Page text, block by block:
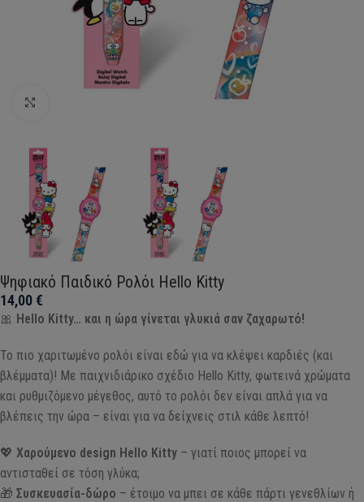
Ψηφιακό Παιδικό Ρολόι Hello Kitty
14,00€
🎀 Hello Kitty… και η ώρα γίνεται γλυκιά σαν ζαχαρωτό!
Το πιο χαριτωμένο ρολόι είναι εδώ για να κλέψει καρδιές (και
βλέμματα)! Με παιχνιδιάρικο σχέδιο Hello Kitty, φωτεινά χρώματα
και ρυθμιζόμενο μέγεθος, αυτό το ρολόι δεν είναι απλά για να
βλέπεις την ώρα – είναι για να δείχνεις στιλ κάθε λεπτό!
💖 Χαρούμενο design Hello Kitty – γιατί ποιος μπορεί να
αντισταθεί σε τόση γλύκα;
🎁 Συσκευασία-δώρο – έτοιμο να μπει σε κάθε πάρτι γενεθλίων ή